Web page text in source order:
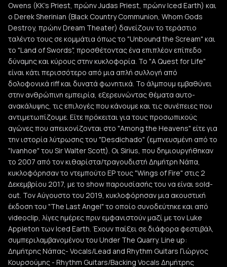
Owens (KK's Priest, πρώην Judas Priest, πρώην Iced Earth) και
ο Derek Sherinian (Black Country Communion, Whom Gods
Destroy, πρώην Dream Theater) δανείζουν το τεράστιο
ταλέντο τους σε κομμάτια όπως το "Unbound the Scream" και
το "Land of Swords", προσθέτοντας ένα επιπλέον επίπεδο
δύναμης και κύρους στην κυκλοφορία. Το "A Quest for Life"
είναι κάτι περισσότερο από μια απλή συλλογή από
δολοφονικά riff και δυνατά φωνητικά. Το άλμπουμ εμβαθύνει
στην ανθρώπινη εμπειρία, εξερευνώντας θέματα αυτο-
ανακάλυψης, τις επιλογές που κάνουμε και τις συνέπειες που
αντιμετωπίζουμε. Είτε πρόκειται για τους προσωπικούς
αγώνες που απεικονίζονται στο "Among the Heavens" είτε για
την ιστορία λύτρωσης του "Desdichado" (εμπνευσμένη από το
"Ivanhoe" του Sir Walter Scott). Οι Sirius, που δημιουργήθηκαν
το 2007 από τον κιθαρίστα/τραγουδιστή Δημήτρη Νάπα,
κυκλοφόρησαν το ντεμπούτο EP τους "Wings of Fire" στις 2
Δεκεμβρίου 2017, με το show παρουσίασής του να είναι sold-
out. Τον Αύγουστο του 2019, κυκλοφόρησαν μια ακουστική
έκδοση του "The Last Angel" το οποίο συνοδεύτηκε και από
videoclip, λίγες ημέρες πριν εμφανιστούν μαζί με τον Luke
Appleton των Iced Earth. Έχουν παίξει σε διάφορα φεστιβάλ,
συμπεριλαμβανομένου του Under The Quarry. Line up:
Δημήτρης Νάπας- Vocals/Lead and Rhythm Guitars Γιώργος
Κουρσούμης - Rhythm Guitars/Backing Vocals Δημήτρης